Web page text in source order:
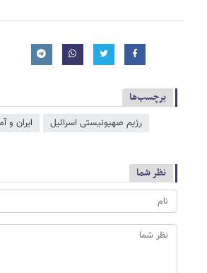
برچسب‌ها
رژیم صهیونیستی اسرائیل ایران و
نظر شما